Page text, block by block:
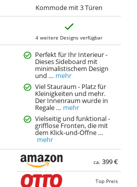
Kommode mit 3 Türen
4 weitere Designs verfügbar
Perfekt für Ihr Interieur -
Dieses Sideboard mit
minimalistischem Design
und … mehr
Viel Stauraum - Platz für
Kleinigkeiten und mehr.
Der Innenraum wurde in
Regale … mehr
Vielseitig und funktional -
grifflose Fronten, die mit
dem Klick-und-Öffne …
mehr
ca.399 €
Top Preis